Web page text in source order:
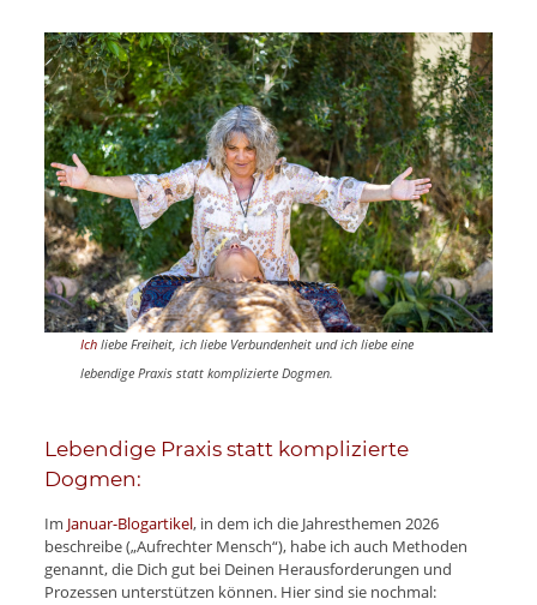
Ichliebe Freiheit, ich liebe Verbundenheit und ich liebe eine
lebendige Praxis statt komplizierte Dogmen.
Lebendige Praxis statt komplizierte
Dogmen:
Im Januar-Blogartikel, in dem ich die Jahresthemen 2026
beschreibe („Aufrechter Mensch“), habe ich auch Methoden
genannt, die Dich gut bei Deinen Herausforderungen und
Prozessen unterstützen können. Hier sind sie nochmal: